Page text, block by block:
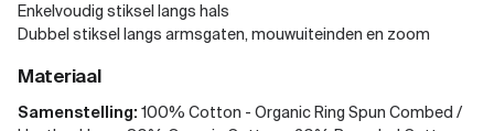
Enkelvoudig stiksel langs hals
Dubbel stiksel langs armsgaten, mouwuiteinden en zoom
Materiaal
Samenstelling: 100% Cotton - Organic Ring Spun Combed /